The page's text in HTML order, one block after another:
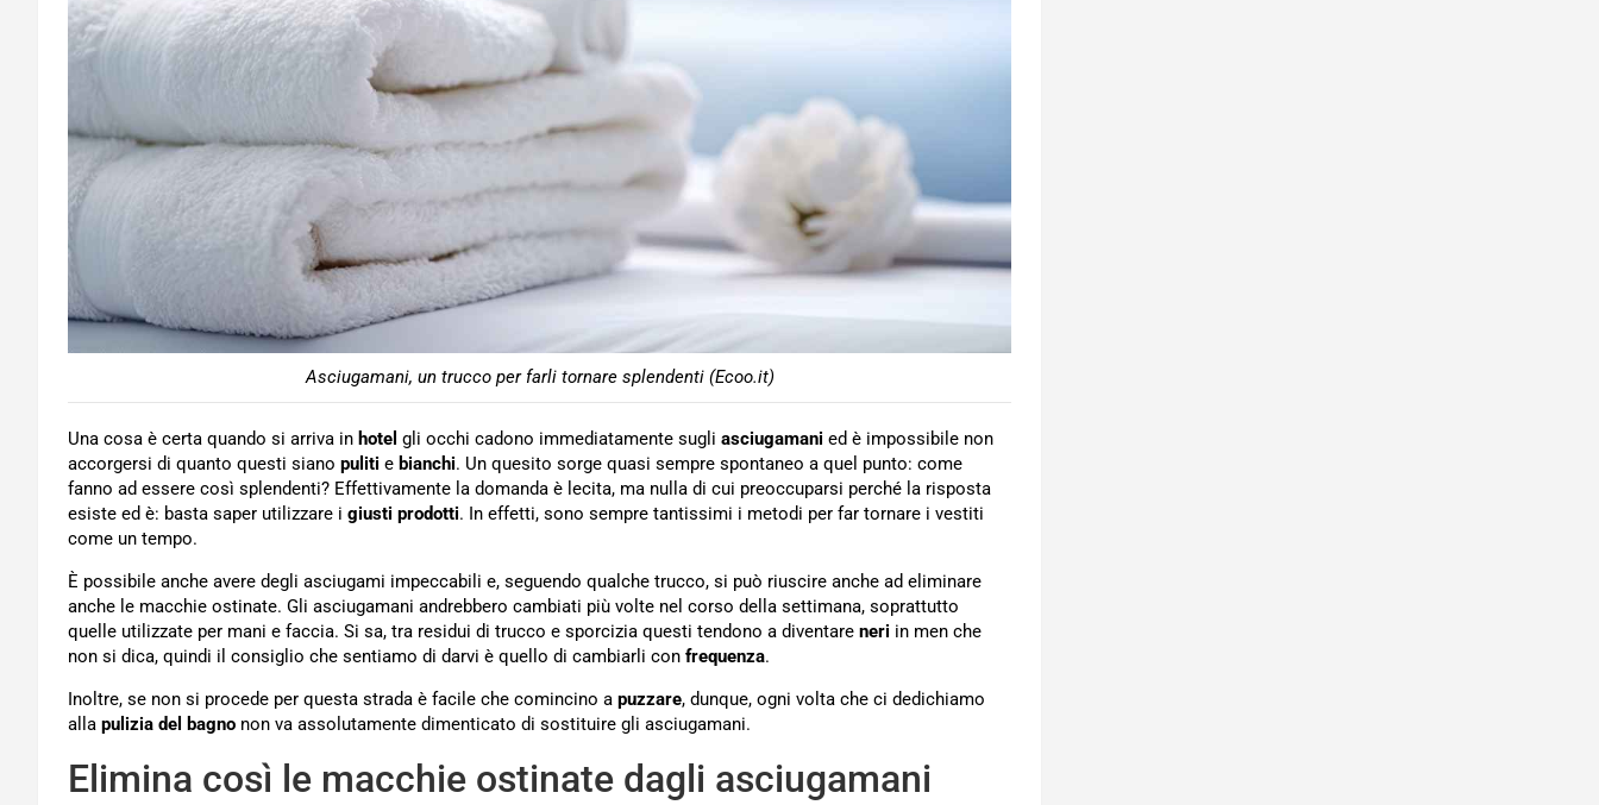
Asciugamani, un trucco per farli tornare splendenti (Ecoo.it)
Una cosa è certa quando si arriva in hotel gli occhi cadono immediatamente sugli asciugamani ed è impossibile non
accorgersi di quanto questi siano puliti e bianchi. Un quesito sorge quasi sempre spontaneo a quel punto: come
fanno ad essere così splendenti? Effettivamente la domanda è lecita, ma nulla di cui preoccuparsi perché la risposta
esiste ed è: basta saper utilizzare i giusti prodotti. In effetti, sono sempre tantissimi i metodi per far tornare i vestiti
come un tempo.
È possibile anche avere degli asciugami impeccabili e, seguendo qualche trucco, si può riuscire anche ad eliminare
anche le macchie ostinate. Gli asciugamani andrebbero cambiati più volte nel corso della settimana, soprattutto
quelle utilizzate per mani e faccia. Si sa, tra residui di trucco e sporcizia questi tendono a diventare neri in men che
non si dica, quindi il consiglio che sentiamo di darvi è quello di cambiarli con frequenza.
Inoltre, se non si procede per questa strada è facile che comincino a puzzare, dunque, ogni volta che ci dedichiamo
alla pulizia del bagno non va assolutamente dimenticato di sostituire gli asciugamani.
Elimina così le macchie ostinate dagli asciugamani